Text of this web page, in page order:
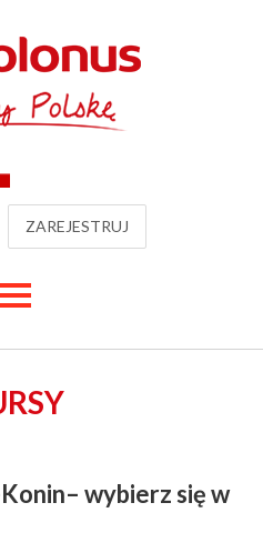
ZAREJESTRUJ
wybierz się w